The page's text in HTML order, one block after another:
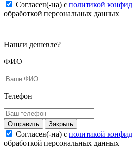
Согласен(-на) c политикой
обработкой персональных данных
Нашли дешевле?
ФИО
Телефон
Закрыть
Согласен(-на) c политикой
обработкой персональных данных